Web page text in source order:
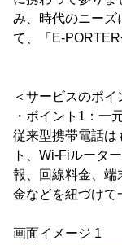
み、時代のニーズ
て、「E-
＜サービスのポイ
・ポイント1：一
従来型携帯電話は
ト、Wi-Fiルータ
報、回線料金、端
金などを紐づけて
画面イメージ 1